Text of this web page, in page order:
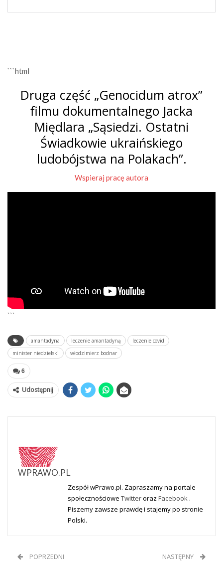
```html
Druga część „Genocidum atrox”
filmu dokumentalnego Jacka
Międlara „Sąsiedzi. Ostatni
Świadkowie ukraińskiego
ludobójstwa na Polakach”.
Wspieraj pracę autora
```
amantadyna leczenie amantadyną
leczenie covid
minister niedzielski
włodzimierz bodnar
6
Udostępnij
WPRAWO.PL
Zespół wPrawo.pl. Zapraszamy na portale
społecznościowe Twitteroraz Facebook .
Piszemy zawsze prawdę i stajemy po stronie
Polski.
POPRZEDNI NASTĘPNY